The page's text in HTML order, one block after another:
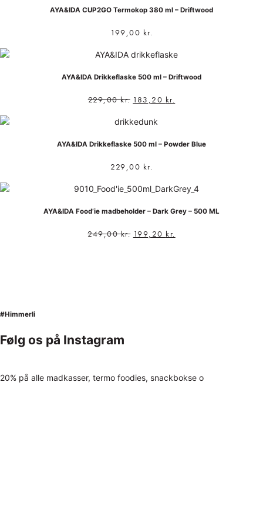
AYA&IDA CUP2GO Termokop 380 ml – Driftwood
199,00 kr.
AYA&IDA Drikkeflaske 500 ml – Driftwood
229,00kr. 183,20 kr.
AYA&IDA Drikkeflaske 500 ml – Powder Blue
229,00 kr.
AYA&IDA Food’ie madbeholder – Dark Grey – 500 ML
249,00kr. 199,20 kr.
#Himmerli
Følg os på Instagram
20% på alle madkasser, termo foodies, snackbokse o